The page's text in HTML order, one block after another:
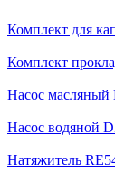
Комплект для
Комплект
Насос масляный
Насос водяной
Натяжитель